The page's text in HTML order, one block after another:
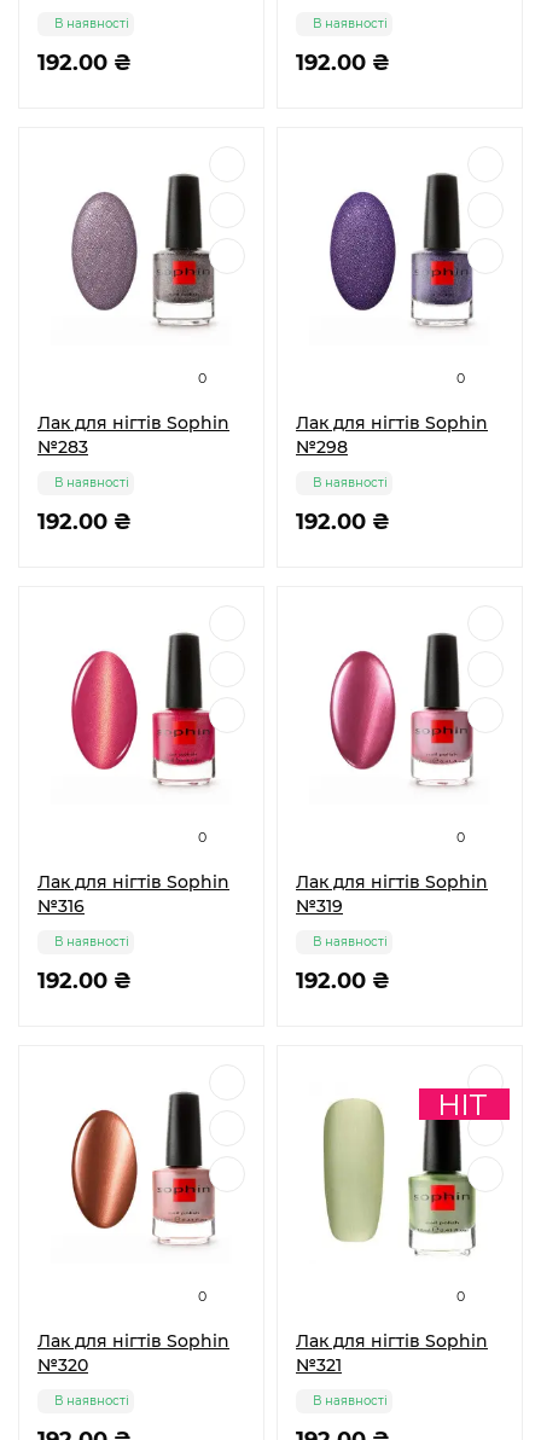
192.00 ₴
В наявності
192.00 ₴
В наявності
0
Лак для нігтів Sophin
№283
192.00 ₴
В наявності
0
Лак для нігтів Sophin
№298
192.00 ₴
В наявності
0
Лак для нігтів Sophin
№316
192.00 ₴
В наявності
0
Лак для нігтів Sophin
№319
192.00 ₴
В наявності
0
Лак для нігтів Sophin
№320
В наявності
0
Лак для нігтів Sophin
№321
В наявності